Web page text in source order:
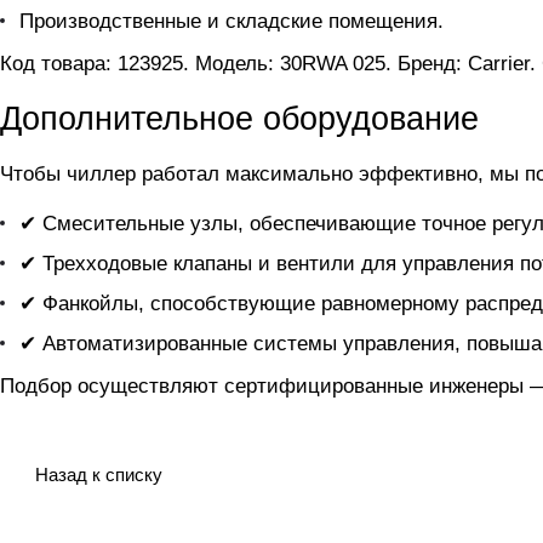
Производственные и складские помещения.
Код товара: 123925. Модель: 30RWA 025. Бренд:
Дополнительное оборудование
Чтобы чиллер работал максимально эффективно, мы
✔ Смесительные узлы, обеспечивающие точное
✔ Трехходовые клапаны и вентили для управления
✔ Фанкойлы, способствующие равномерному
✔ Автоматизированные системы управления,
Подбор осуществляют сертифицированные инженеры
Назад к списку